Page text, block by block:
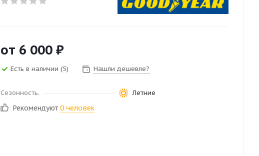
от 6 000 ₽
Есть в наличии (5) Нашли дешевле?
Сезонность. Летние
Рекомендуют 0 человек